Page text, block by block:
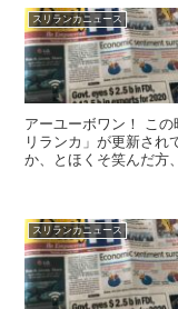
スリランカニュース
アーユーボワン！ この時間になっても、今日の「ニュースで知るス
リランカ」が更新されていない。。。
か、とほくそ笑んだ方、、、 毎日発行はまだ続きま
スリランカニュース